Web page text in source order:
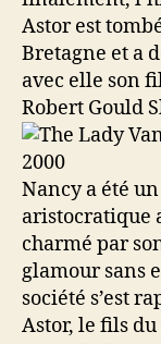
Astor est
Bretagne et a
avec elle son
Robert Gould
Nancy a été
aristocratique
charmé par
glamour sans
société s’est
Astor, le fils